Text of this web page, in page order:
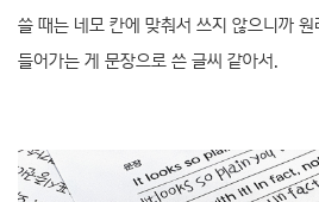
쓸 때는 네모 칸에 맞춰서 쓰지 않으니까 원
들어가는 게 문장으로 쓴 글씨 같아서.